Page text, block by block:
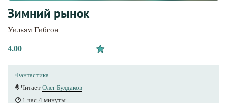
Зимний рынок
Уильям Гибсон
4.00
Фантастика
Читает Олег Булдаков
1 час 4 минуты